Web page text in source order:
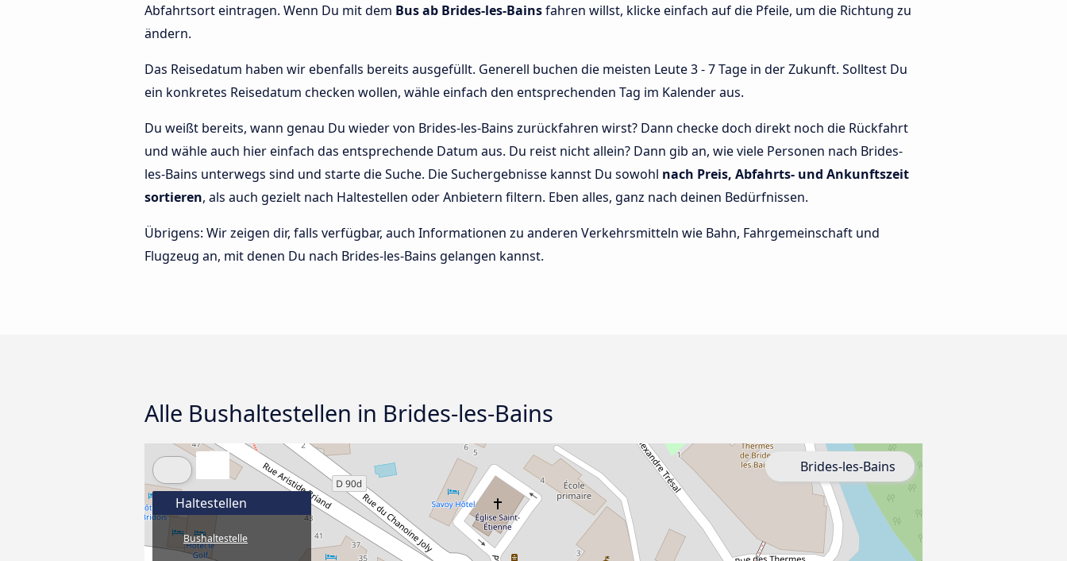
Abfahrtsort eintragen. Wenn Du mit dem Bus ab Brides-les-Bainsfahren willst, klicke einfach auf die Pfeile, um die Richtung zu
ändern.
Das Reisedatum haben wir ebenfalls bereits ausgefüllt. Generell buchen die meisten Leute 3 - 7 Tage in der Zukunft. Solltest Du
ein konkretes Reisedatum checken wollen, wähle einfach den entsprechenden Tag im Kalender aus.
Du weißt bereits, wann genau Du wieder von Brides-les-Bains zurückfahren wirst? Dann checke doch direkt noch die Rückfahrt
und wähle auch hier einfach das entsprechende Datum aus. Du reist nicht allein? Dann gib an, wie viele Personen nach Brides-
les-Bains unterwegs sind und starte die Suche. Die Suchergebnisse kannst Du sowohl nach Preis, Abfahrts- und Ankunftszeit
sortieren, als auch gezielt nach Haltestellen oder Anbietern filtern. Eben alles, ganz nach deinen Bedürfnissen.
Übrigens: Wir zeigen dir, falls verfügbar, auch Informationen zu anderen Verkehrsmitteln wie Bahn, Fahrgemeinschaft und
Flugzeug an, mit denen Du nach Brides-les-Bains gelangen kannst.
Alle Bushaltestellen in Brides-les-Bains
Haltestellen
Bushaltestelle
Brides-les-Bains